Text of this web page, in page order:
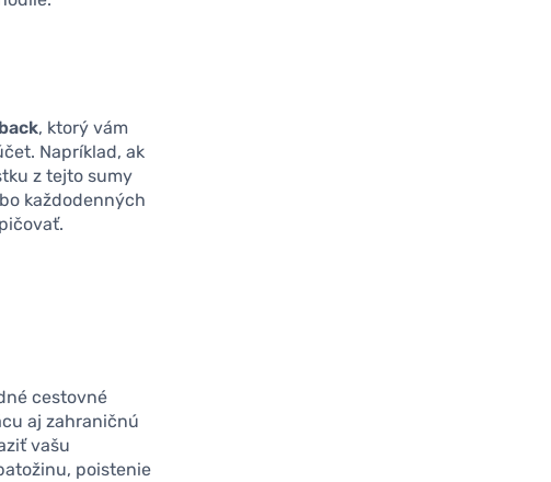
, ktorý vám
Napríklad, ak
z tejto sumy
každodenných
cestovné
aj zahraničnú
vašu
poistenie